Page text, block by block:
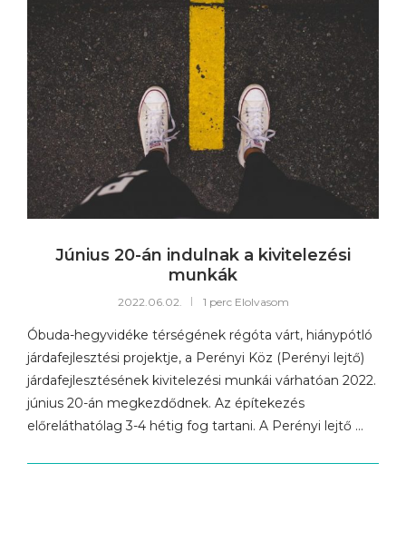
Június 20-án indulnak a kivitelezési
munkák
2022.06.02. 1 perc Elolvasom
Óbuda-hegyvidéke térségének régóta várt, hiánypótló
járdafejlesztési projektje, a Perényi Köz (Perényi lejtő)
járdafejlesztésének kivitelezési munkái várhatóan 2022.
június 20-án megkezdődnek. Az építekezés
előreláthatólag 3-4 hétig fog tartani. A Perényi lejtő …